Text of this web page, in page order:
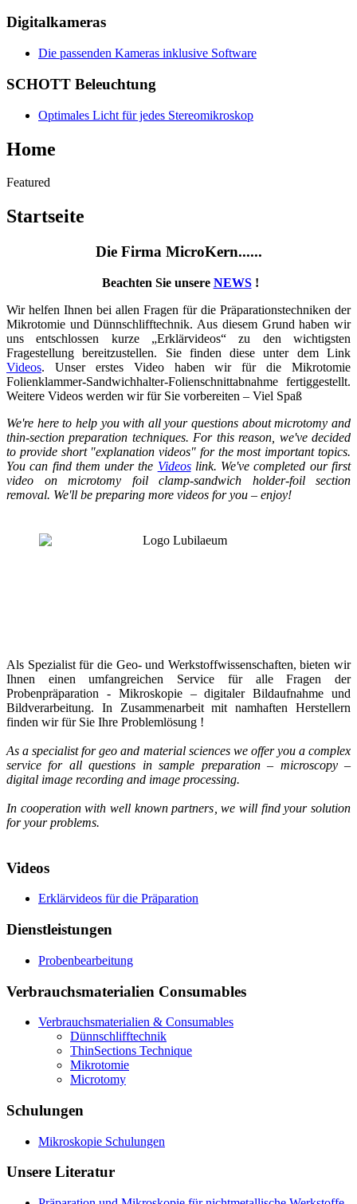
Digitalkameras
Die passenden Kameras inklusive Software
SCHOTT Beleuchtung
Optimales Licht für jedes Stereomikroskop
Home
Featured
Startseite
Die Firma MicroKern......
Beachten Sie unsere NEWS!
Wir helfen Ihnen bei allen Fragen für die Präparationstechniken der
Mikrotomie und Dünnschlifftechnik. Aus diesem Grund haben wir
uns entschlossen kurze „Erklärvideos“ zu den wichtigsten
Fragestellung bereitzustellen. Sie finden diese unter dem Link
Videos. Unser erstes Video haben wir für die Mikrotomie
Folienklammer-Sandwichhalter-Folienschnittabnahme fertiggestellt.
Weitere Videos werden wir für Sie vorbereiten – Viel Spaß
We're here to help you with all your questions about microtomy and
thin-section preparation techniques. For this reason, we've decided
to provide short "explanation videos" for the most important topics.
You can find them under the Videoslink. We've completed our first
video on microtomy foil clamp-sandwich holder-foil section
removal. We'll be preparing more videos for you – enjoy!
Als Spezialist für die Geo- und Werkstoffwissenschaften, bieten wir
Ihnen einen umfangreichen Service für alle Fragen der
Probenpräparation - Mikroskopie – digitaler Bildaufnahme und
Bildverarbeitung. In Zusammenarbeit mit namhaften Herstellern
finden wir für Sie Ihre Problemlösung !
As a specialist for geo and material sciences we offer you a complex
service for all questions in sample preparation – microscopy –
digital image recording and image processing.
In cooperation with well known partners, we will find your solution
for your problems.
Videos
Erklärvideos für die Präparation
Dienstleistungen
Probenbearbeitung
Verbrauchsmaterialien Consumables
Verbrauchsmaterialien & Consumables
Dünnschlifftechnik
ThinSections Technique
Mikrotomie
Microtomy
Schulungen
Mikroskopie Schulungen
Unsere Literatur